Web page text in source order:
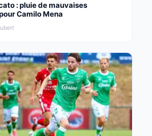
: pluie de mauvaises
Camilo Mena